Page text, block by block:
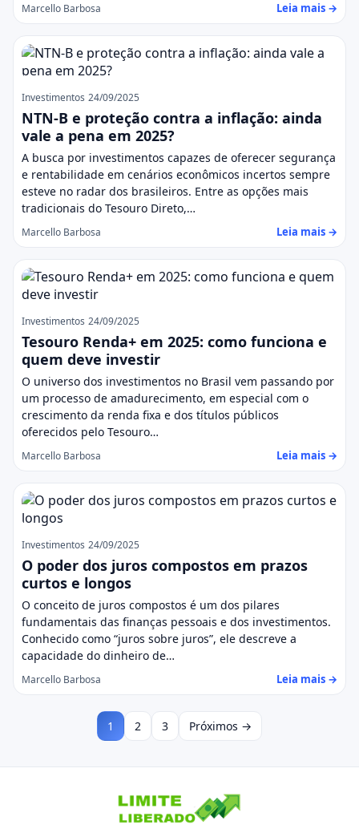
Marcello Barbosa Leia mais →
Investimentos 24/09/2025
NTN-B e proteção contra a inflação: ainda
vale a pena em 2025?
A busca por investimentos capazes de oferecer segurança
e rentabilidade em cenários econômicos incertos sempre
esteve no radar dos brasileiros. Entre as opções mais
tradicionais do Tesouro Direto,…
Marcello Barbosa Leia mais →
Investimentos 24/09/2025
Tesouro Renda+ em 2025: como funciona e
quem deve investir
O universo dos investimentos no Brasil vem passando por
um processo de amadurecimento, em especial com o
crescimento da renda fixa e dos títulos públicos
oferecidos pelo Tesouro…
Marcello Barbosa Leia mais →
Investimentos 24/09/2025
O poder dos juros compostos em prazos
curtos e longos
O conceito de juros compostos é um dos pilares
fundamentais das finanças pessoais e dos investimentos.
Conhecido como “juros sobre juros”, ele descreve a
capacidade do dinheiro de…
Marcello Barbosa Leia mais →
1 2 3 Próximos →